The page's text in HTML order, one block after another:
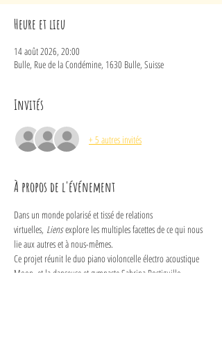
Heure et lieu
14 août 2026, 20:00
Bulle, Rue de la Condémine, 1630 Bulle, Suisse
Invités
+ 5 autres invités
À propos de l'événement
Dans un monde polarisé et tissé de relations
virtuelles, Liens explore les multiples facettes de ce qui nous
lie aux autres et à nous-mêmes.
Ce projet réunit le duo piano violoncelle électro acoustique
Moon, et la danseuse et gymnaste Sabrina Postiguillo.